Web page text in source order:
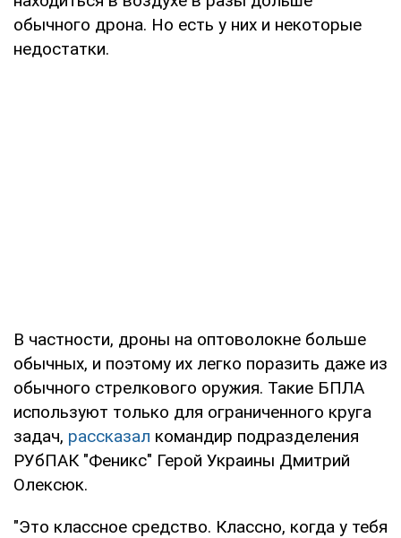
обычного дрона. Но есть у них и некоторые
недостатки.
В частности, дроны на оптоволокне больше
обычных, и поэтому их легко поразить даже из
обычного стрелкового оружия. Такие БПЛА
используют только для ограниченного круга
задач, рассказал командир подразделения
РУбПАК "Феникс" Герой Украины Дмитрий
Олексюк.
"Это классное средство. Классно, когда у тебя